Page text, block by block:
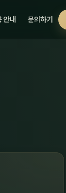
안내 문의하기